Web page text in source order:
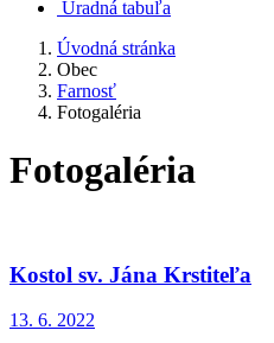
Úradná tabuľa
Úvodná stránka
Obec
Farnosť
Fotogaléria
Fotogaléria
Kostol sv. Jána Krstiteľa
13. 6. 2022